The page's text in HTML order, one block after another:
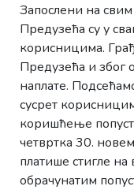
Запослени на
Предузећа су у
корисницима.
Предузећа и због
наплате.
сусрет
коришћење
четвртка 30.
платише стигле на
обрачунатим